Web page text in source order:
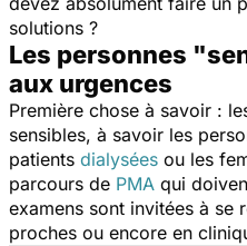
solutions ?
Les personnes
aux urgences
Première chose à savoir :
sensibles, à savoir les
patients dialysées ou les
parcours de PMA qui
examens sont invitées à se
proches ou encore en